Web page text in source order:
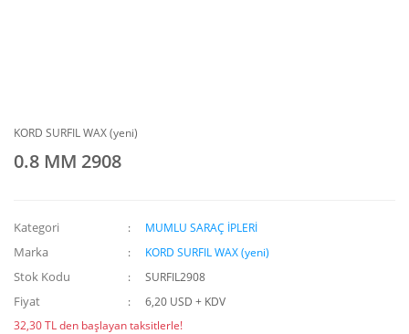
KORD SURFIL WAX (yeni)
0.8 MM 2908
Kategori MUMLU SARAÇ İPLERİ
Marka KORD SURFIL WAX (yeni)
Stok Kodu SURFIL2908
Fiyat
6,20 USD + KDV
32,30 TL den başlayan taksitlerle!